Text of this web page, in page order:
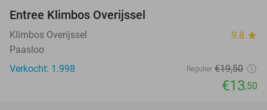
Entree Klimbos Overijssel
Klimbos Overijssel 9.8 star
Paasloo
Verkocht: 1.998
Regulier €19,50
€13,50